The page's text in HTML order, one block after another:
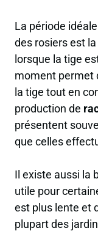
La période
des rosiers est
lorsque la tige
moment permet
la tige tout en
production de
présentent
que celles
Il existe aussi la
utile pour
est plus lente et
plupart des